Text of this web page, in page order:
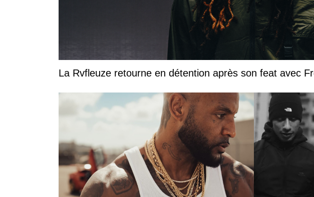
La Rvfleuze retourne en détention après son feat avec